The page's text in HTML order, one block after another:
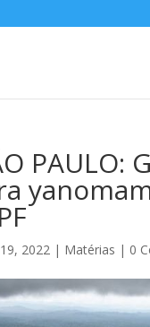
2022 | Matérias | 0